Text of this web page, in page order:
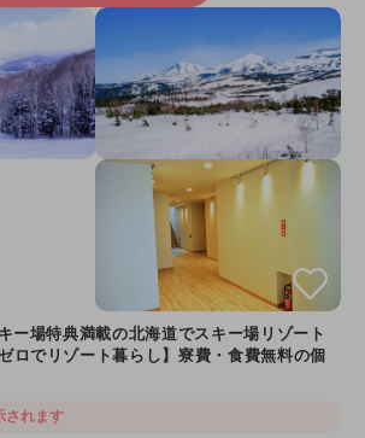
ー場特典満載の北海道でスキー場リゾート
ロでリゾート暮らし】寮費・食費無料の個
されます